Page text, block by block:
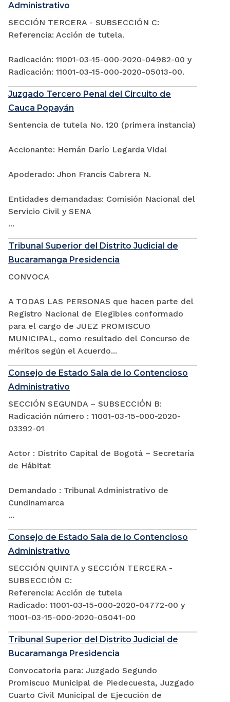
Administrativo
SECCIÓN TERCERA - SUBSECCIÓN C:
Referencia: Acción de tutela.
Radicación: 11001-03-15-000-2020-04982-00 y
Radicación: 11001-03-15-000-2020-05013-00.
Juzgado Tercero Penal del Circuito de
Cauca Popayán
Sentencia de tutela No. 120 (primera instancia)
Accionante: Hernán Darío Legarda Vidal
Apoderado: Jhon Francis Cabrera N.
Entidades demandadas: Comisión Nacional del
Servicio Civil y SENA
...
Tribunal Superior del Distrito Judicial de
Bucaramanga Presidencia
CONVOCA
A TODAS LAS PERSONAS que hacen parte del
Registro Nacional de Elegibles conformado
para el cargo de JUEZ PROMISCUO
MUNICIPAL, como resultado del Concurso de
méritos según el Acuerdo...
Consejo de Estado Sala de lo Contencioso
Administrativo
SECCIÓN SEGUNDA – SUBSECCIÓN B:
Radicación número : 11001-03-15-000-2020-
03392-01
Actor : Distrito Capital de Bogotá – Secretaría
de Hábitat
Demandado : Tribunal Administrativo de
Cundinamarca
...
Consejo de Estado Sala de lo Contencioso
Administrativo
SECCIÓN QUINTA y SECCIÓN TERCERA -
SUBSECCIÓN C:
Referencia: Acción de tutela
Radicado: 11001-03-15-000-2020-04772-00 y
11001-03-15-000-2020-05041-00
Tribunal Superior del Distrito Judicial de
Bucaramanga Presidencia
Convocatoria para: Juzgado Segundo
Promiscuo Municipal de Piedecuesta, Juzgado
Cuarto Civil Municipal de Ejecución de